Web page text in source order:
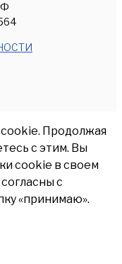
Продолжая
с этим. Вы
cookie в своем
с
«принимаю».